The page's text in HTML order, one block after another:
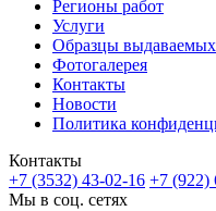
Регионы работ
Услуги
Образцы
Фотогалерея
Контакты
Новости
Политика
Контакты
+7 (3532) 43-02-16 +7 (922)
Мы в соц. сетях